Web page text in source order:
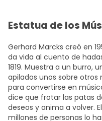
Estatua de los
Gerhard Marcks creó en
da vida al cuento de
1819. Muestra a un burro,
apilados unos sobre
para convertirse en
dice que frotar las patas
deseos y anima a volver.
millones de personas lo